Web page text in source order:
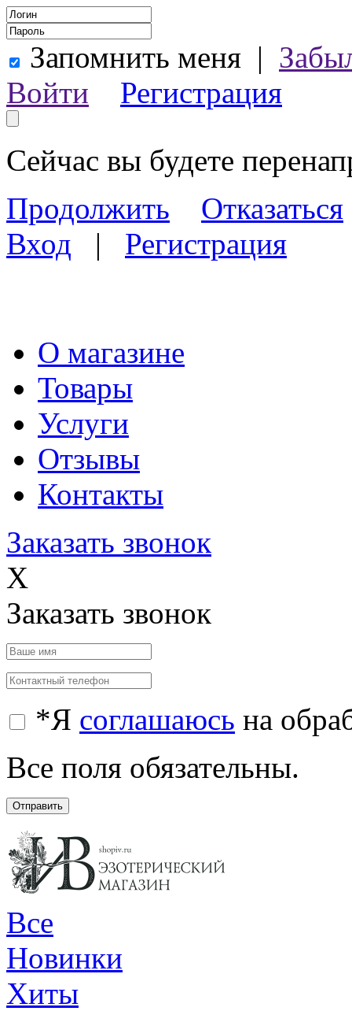
Запомнить меня |
Войти
Регистрация
Сейчас вы будете
Продолжить
Отказаться
Вход | Регистрация
О магазине
Товары
Услуги
Отзывы
Контакты
Заказать звонок
X
Заказать звонок
*Я соглашаюсь на
Все поля обязательны.
Отправить
Все
Новинки
Хиты